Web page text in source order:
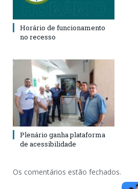
Horário de funcionamento
no recesso
Plenário ganha plataforma
de acessibilidade
Os comentários estão fechados.